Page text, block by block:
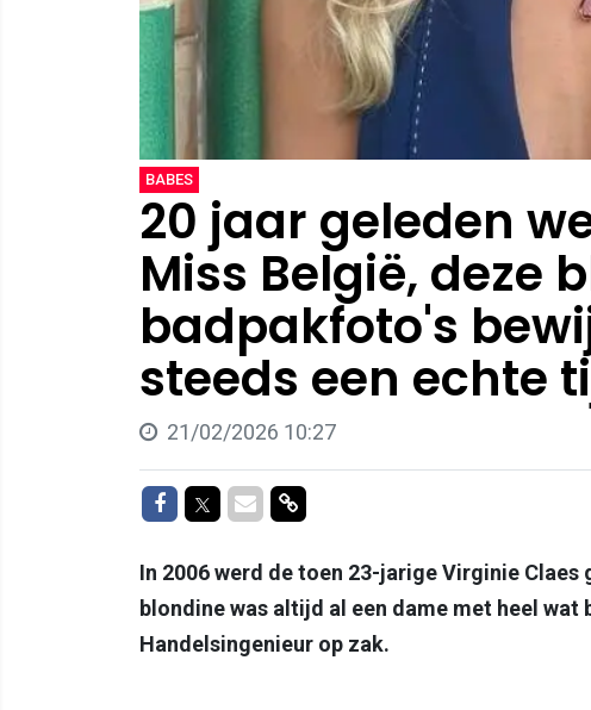
BABES
20 jaar geleden
Miss België, deze
badpakfoto's
steeds een echte
21/02/2026 10:27
Delen op Facebook
Delen op Twitter
Delen via Mail
Delen via link
In 2006 werd de toen 23-jarige Virginie
blondine was altijd al een dame met heel
Handelsingenieur op zak.